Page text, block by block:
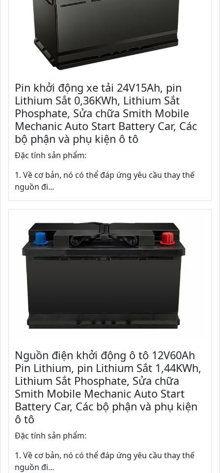
Pin khởi động xe tải 24V15Ah, pin
Lithium Sắt 0,36KWh, Lithium Sắt
Phosphate, Sửa chữa Smith Mobile
Mechanic Auto Start Battery Car, Các
bộ phận và phụ kiện ô tô
Đặc tính sản phẩm:
1. Về cơ bản, nó có thể đáp ứng yêu cầu thay thế
nguồn đi...
Nguồn điện khởi động ô tô 12V60Ah
Pin Lithium, pin Lithium Sắt 1,44KWh,
Lithium Sắt Phosphate, Sửa chữa
Smith Mobile Mechanic Auto Start
Battery Car, Các bộ phận và phụ kiện
ô tô
Đặc tính sản phẩm:
1. Về cơ bản, nó có thể đáp ứng yêu cầu thay thế
nguồn đi...